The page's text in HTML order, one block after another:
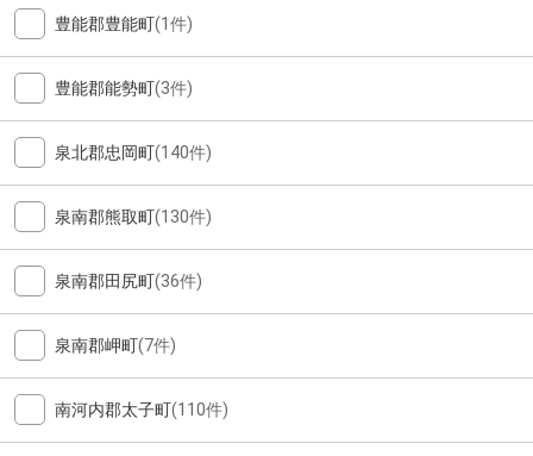
豊能郡豊能町(1件)
豊能郡能勢町(3件)
泉北郡忠岡町(140件)
泉南郡熊取町(130件)
泉南郡田尻町(36件)
泉南郡岬町(7件)
南河内郡太子町(110件)